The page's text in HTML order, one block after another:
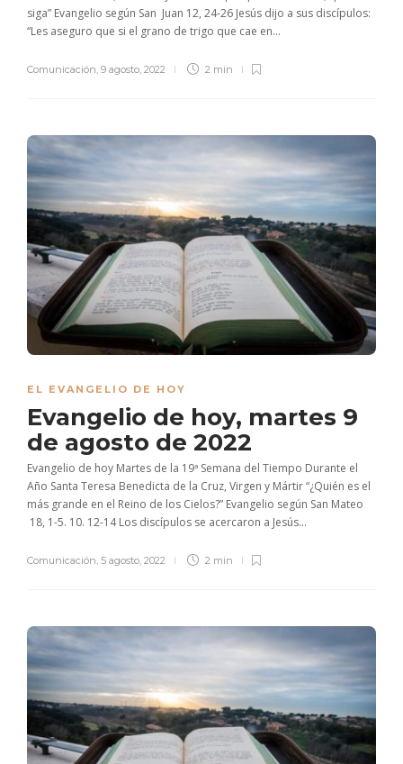
siga” Evangelio según San Juan 12, 24-26 Jesús dijo a sus discípulos:
“Les aseguro que si el grano de trigo que cae en...
Comunicación, 9 agosto, 2022 2 min
EL EVANGELIO DE HOY
Evangelio de hoy, martes 9
de agosto de 2022
Evangelio de hoy Martes de la 19ª Semana del Tiempo Durante el
Año Santa Teresa Benedicta de la Cruz, Virgen y Mártir “¿Quién es el
más grande en el Reino de los Cielos?” Evangelio según San Mateo
18, 1-5. 10. 12-14 Los discípulos se acercaron a Jesús...
Comunicación, 5 agosto, 2022 2 min